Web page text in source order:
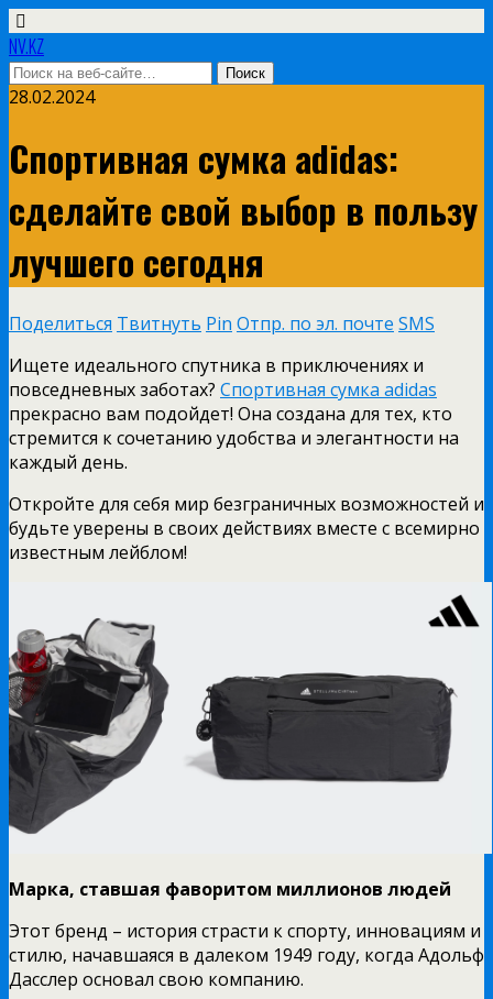
NV.KZ
28.02.2024
Спортивная сумка adidas:
сделайте свой выбор в пользу
лучшего сегодня
Поделиться Твитнуть Pin Отпр. по эл. почте SMS
Ищете идеального спутника в приключениях и
повседневных заботах? Спортивная сумка adidas
прекрасно вам подойдет! Она создана для тех, кто
стремится к сочетанию удобства и элегантности на
каждый день.
Откройте для себя мир безграничных возможностей и
будьте уверены в своих действиях вместе с всемирно
известным лейблом!
Марка, ставшая фаворитом миллионов людей
Этот бренд – история страсти к спорту, инновациям и
стилю, начавшаяся в далеком 1949 году, когда Адольф
Дасслер основал свою компанию.